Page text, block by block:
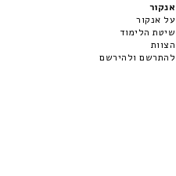
אנקור
על אנקור
שיטת הלימוד
הצוות
להתרשם ולהירשם